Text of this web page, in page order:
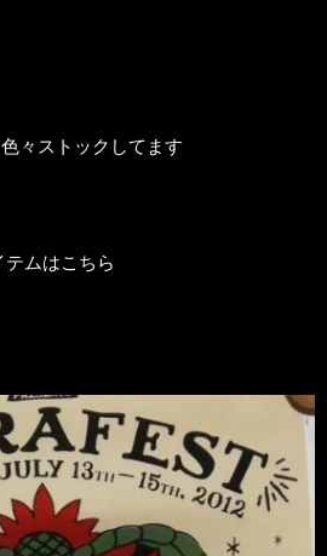
々ストックしてます
ムはこちら